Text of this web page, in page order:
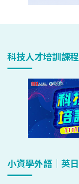
科技人才培訓課程
小資學外語｜英